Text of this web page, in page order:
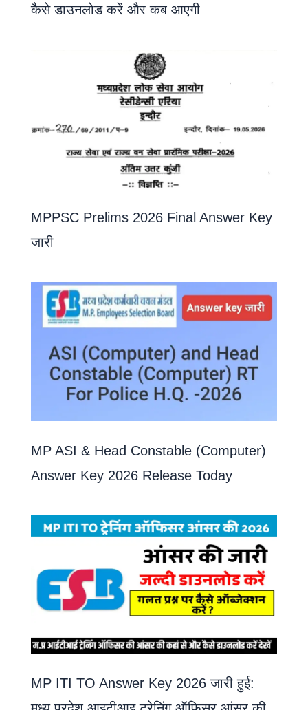
कैसे डाउनलोड करें और कब आएगी
MPPSC Prelims 2026 Final Answer Key
जारी
MP ASI & Head Constable (Computer)
Answer Key 2026 Release Today
MP ITI TO Answer Key 2026 जारी हुई: